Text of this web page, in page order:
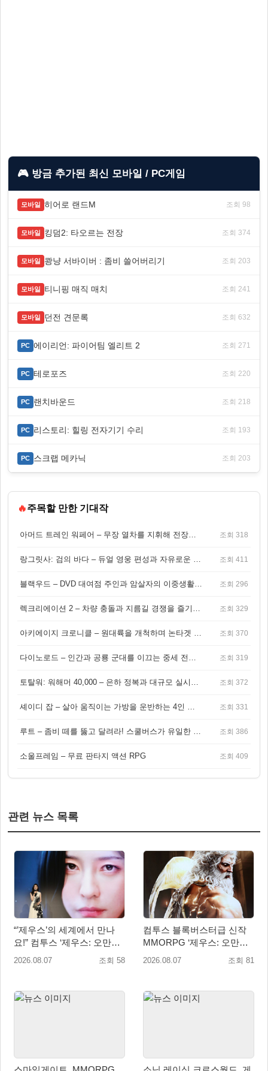
🎮 방금 추가된 최신 모바일 / PC게임
모바일 히어로 랜드M 조회 98
모바일 킹덤2: 타오르는 전장 조회 374
모바일 쾅냥 서바이버 : 좀비 쓸어버리기 조회 203
모바일 티니핑 매직 매치 조회 241
모바일 던전 견문록 조회 632
PC 에이리언: 파이어팀 엘리트 2 조회 271
PC 테로포즈 조회 220
PC 랜치바운드 조회 218
PC 리스토리: 힐링 전자기기 수리 조회 193
PC 스크랩 메카닉 조회 203
🔥주목할 만한 기대작
아머드 트레인 워페어 – 무장 열차를 지휘해 전장을 돌파하는 생존 전투 게임 조회 318
랑그릿사: 검의 바다 – 듀얼 영웅 편성과 자유로운 탐험을 결합한 판타지 전략 RPG 조회 411
블랙우드 – DVD 대여점 주인과 암살자의 이중생활을 그린 3인칭 액션 스릴러 게임 조회 296
렉크리에이션 2 – 차량 충돌과 지름길 경쟁을 즐기는 오픈월드 아케이드 레이싱 게임 조회 329
아키에이지 크로니클 – 원대륙을 개척하며 논타겟 전투를 즐기는 오픈월드 MMORPG 조회 370
다이노로드 – 인간과 공룡 군대를 이끄는 중세 전략 액션 RPG 조회 319
토탈워: 워해머 40,000 – 은하 정복과 대규모 실시간 전투가 결합된 전략 게임! 조회 372
셰이디 잡 – 살아 움직이는 가방을 운반하는 4인 협동 물리 어드벤처 게임 조회 331
루트 – 좀비 떼를 뚫고 달려라! 스쿨버스가 유일한 집이 되는 4인 협동 생존 게임 조회 386
소울프레임 – 무료 판타지 액션 RPG 조회 409
관련 뉴스 목록
“’제우스’의 세계에서 만나
요!” 컴투스 ‘제우스: 오만의
신’ 쇼케이스 찾은 배우 박지
2026.08.07 조회 58
컴투스 블록버스터급 신작
MMORPG ‘제우스: 오만의
신’, 8월 26일 출시!
2026.08.07 조회 81